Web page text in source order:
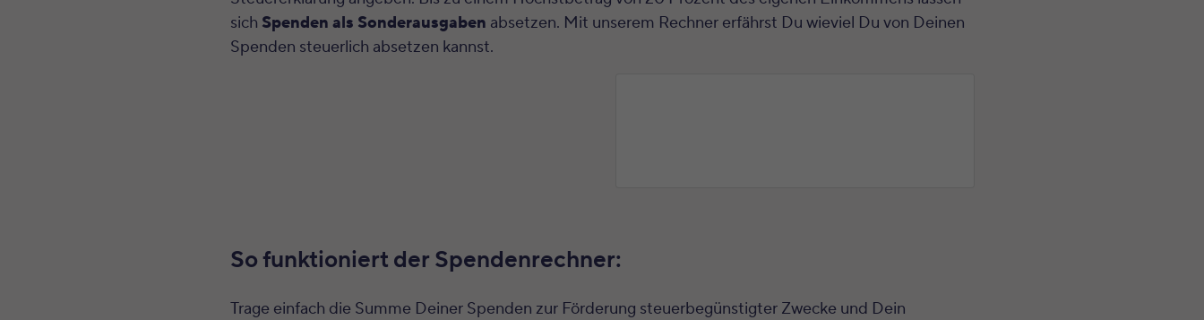
sich Spenden als Sonderausgaben absetzen. Mit unserem Rechner erfährst Du wieviel Du von Deinen
Spenden steuerlich absetzen kannst.
So funktioniert der Spendenrechner:
Trage einfach die Summe Deiner Spenden zur Förderung steuerbegünstigter Zwecke und Dein